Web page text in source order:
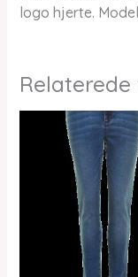
logo hjerte.